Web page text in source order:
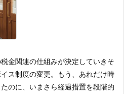
金関連の仕組みが決定していきそ
ス制度の変更。もう、あれだけ時
のに、いまさら経過措置を段階的